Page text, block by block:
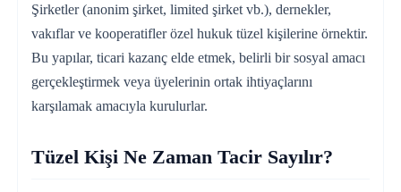
Şirketler (anonim şirket, limited şirket vb.), dernekler,
vakıflar ve kooperatifler özel hukuk tüzel kişilerine örnektir.
Bu yapılar, ticari kazanç elde etmek, belirli bir sosyal amacı
gerçekleştirmek veya üyelerinin ortak ihtiyaçlarını
karşılamak amacıyla kurulurlar.
Tüzel Kişi Ne Zaman Tacir Sayılır?